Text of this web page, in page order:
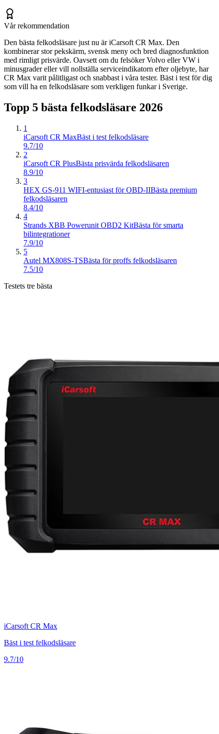
Vår rekommendation
Den bästa felkodsläsare just nu är iCarsoft CR Max. Den
kombinerar stor pekskärm, svensk meny och bred diagnosfunktion
med rimligt prisvärde. Oavsett om du felsöker Volvo eller VW i
minusgrader eller vill nollställa serviceindikatorn efter oljebyte, har
CR Max varit pålitligast och snabbast i våra tester. Bäst i test för dig
som vill ha en felkodsläsare som verkligen funkar i Sverige.
Topp 5 bästa felkodsläsare 2026
1
iCarsoft CR MaxBäst i test felkodsläsare
9.7/10
2
iCarsoft CR PlusBästa prisvärda felkodsläsaren
8.9/10
3
HEX GS-911 WIFI-entusiast för OBD-IIBästa premium
felkodsläsaren
8.4/10
4
Strands XBB Powerunit OBD2 KitBästa för smarta
bilintegrationer
7.9/10
5
Autel MX808S-TSBästa för proffs felkodsläsaren
7.5/10
Testets tre bästa
iCarsoft CR Max
Bäst i test felkodsläsare
9.7/10